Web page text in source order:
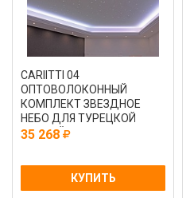
CARIITTI 04
ОПТОВОЛОКОННЫЙ
КОМПЛЕКТ ЗВЕЗДНОЕ
НЕБО ДЛЯ ТУРЕЦКОЙ
ПАРНОЙ С ПРОЕКТОРОМ
35 268
КУПИТЬ